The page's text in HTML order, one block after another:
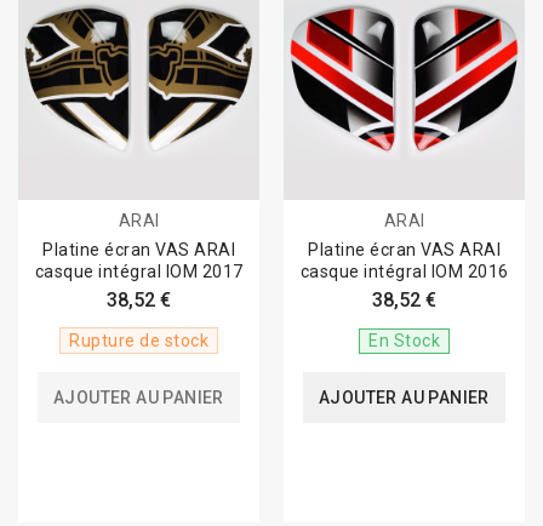
ARAI
Platine écran VAS ARAI
casque intégral IOM 2017
38,52 €
Rupture de stock
AJOUTER AU PANIER
ARAI
Platine écran VAS ARAI
casque intégral IOM 2016
38,52 €
En Stock
AJOUTER AU PANIER